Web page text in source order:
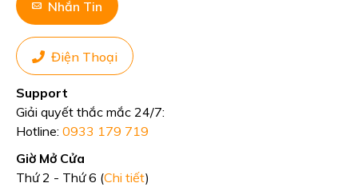
Nhắn Tin
Điện Thoại
Support
Giải quyết thắc mắc 24/7:
Hotline: 0933 179 719
Giờ Mở Cửa
Thứ 2 - Thứ 6 (Chi tiết)